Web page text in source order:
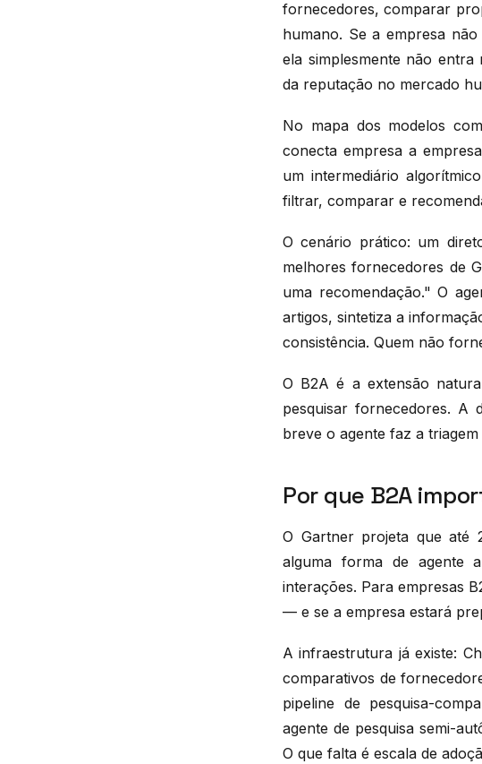
fornecedores, comparar
humano. Se a empresa
ela simplesmente não
da reputação no mercado
No mapa dos modelos
conecta empresa a
um intermediário
filtrar, comparar e
O cenário prático: um
melhores fornecedores de
uma recomendação." O
artigos, sintetiza a
consistência. Quem não
O B2A é a extensão
pesquisar fornecedores. A
breve o agente faz a
Por que B2A
O Gartner projeta que até
alguma forma de agente
interações. Para empresas
— e se a empresa estará
A infraestrutura já existe:
comparativos de
pipeline de pesquisa-
agente de pesquisa semi-
O que falta é escala de